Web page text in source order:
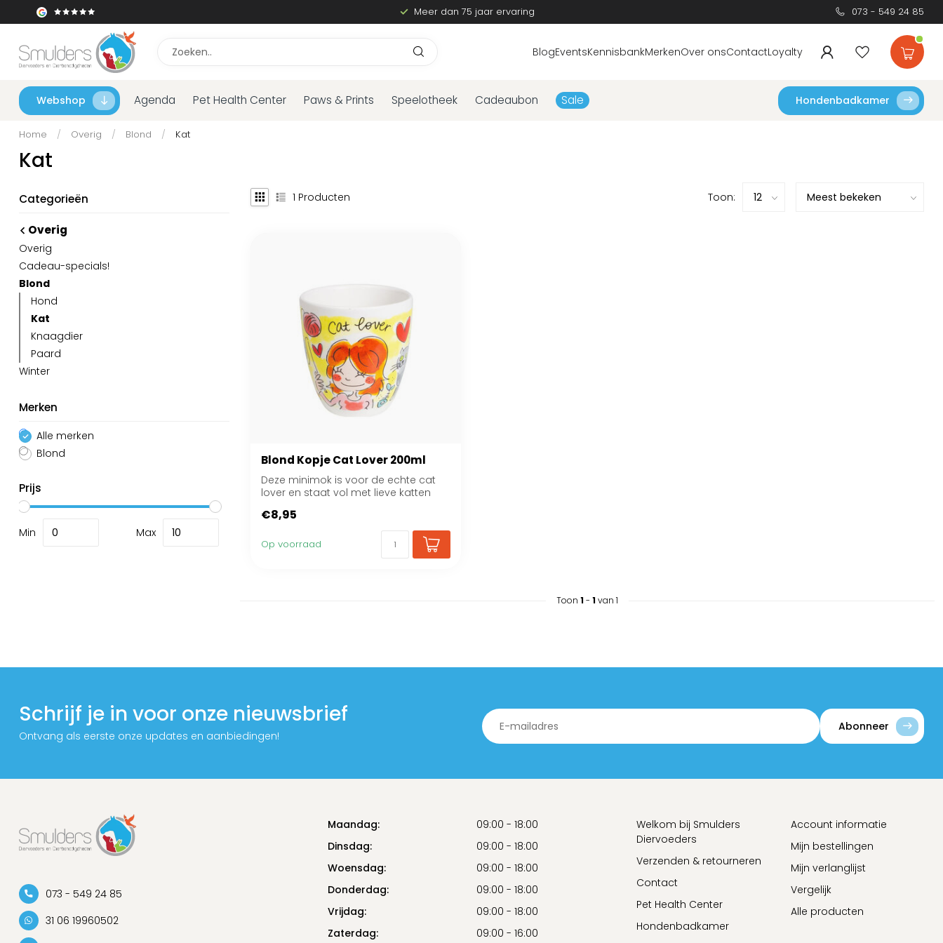
Meer dan 75 jaar ervaring 073 - 549 24 85
BlogEventsKennisbankMerkenOver onsContactLoyalty
Webshop Agenda Pet Health Center Paws & Prints Speelotheek Cadeaubon Sale Hondenbadkamer
Home / Overig / Blond / Kat
Kat
Categorieën
Overig
Overig
Cadeau-specials!
Blond
Hond
Kat
Knaagdier
Paard
Winter
Merken
Alle merken
Blond
Prijs
Min Max
1 Producten Toon:
Blond Kopje Cat Lover 200ml
Deze minimok is voor de echte cat
lover en staat vol met lieve katten
€8,95
Op voorraad
Toon 1- 1van 1
Schrijf je in voor onze nieuwsbrief
Ontvang als eerste onze updates en aanbiedingen!
Abonneer
073 - 549 24 85
31 06 19960502
Maandag:
09:00 - 18:00
Dinsdag:
09:00 - 18:00
Woensdag:
09:00 - 18:00
Donderdag:
09:00 - 18:00
Vrijdag:
09:00 - 18:00
Zaterdag:
09:00 - 16:00
Welkom bij Smulders
Diervoeders
Verzenden & retourneren
Contact
Pet Health Center
Hondenbadkamer
Account informatie
Mijn bestellingen
Mijn verlanglijst
Vergelijk
Alle producten